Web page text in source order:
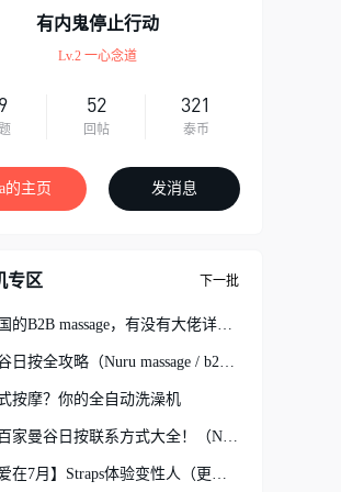
有内鬼停止行动
Lv.2 一心念道
52
回帖
321
泰币
的主页 发消息
专区 下一批
的B2B massage，有没有大佬详细解说一
日按全攻略（Nuru massage / b2b按摩避
按摩？你的全自动洗澡机
家曼谷日按联系方式大全！（Nuru Massa
在7月】Straps体验变性人（更新完结）